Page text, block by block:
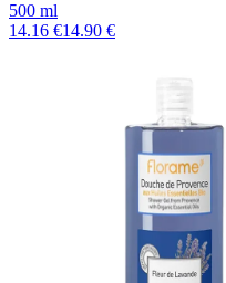
500 ml
14.16 €14.90 €